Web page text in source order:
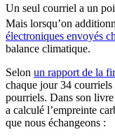
Un seul courriel a un
Mais lorsqu’on
électroniques envoyés
balance climatique.
Selon un rapport de la
chaque jour 34
pourriels. Dans son livre
a calculé l’empreinte
que nous échangeons :